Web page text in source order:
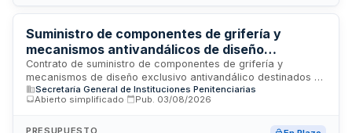
necesidades durante la ejecución de las obras.
Suministro de componentes de grifería y
mecanismos antivandálicos de diseño
exclusivo para el Centro Penitenciario Las
Palmas II
Contrato de suministro de componentes de grifería y
mecanismos de diseño exclusivo antivandálico destinados a
la dotación del Centro Penitenciario Las Palmas II. La
Administración Pública adjudicataria adquirirá los materiales
prescripciones técnicas establecidas, regulándose el
Secretaría General de Instituciones Penitenciarias
Abierto simplificado
Pub. 03/08/2026
PRESUPUESTO